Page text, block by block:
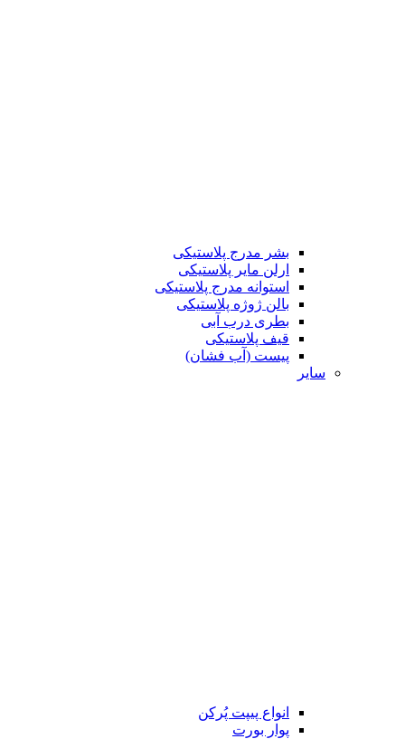
بشر مدرج پلاستیکی
ارلن مایر پلاستیکی
استوانه مدرج پلاستیکی
بالن ژوژه پلاستیکی
بطری درب آبی
قیف پلاستیکی
پیست (آب فشان)
سایر
انواع پیپت پُرکن
پوار بورت